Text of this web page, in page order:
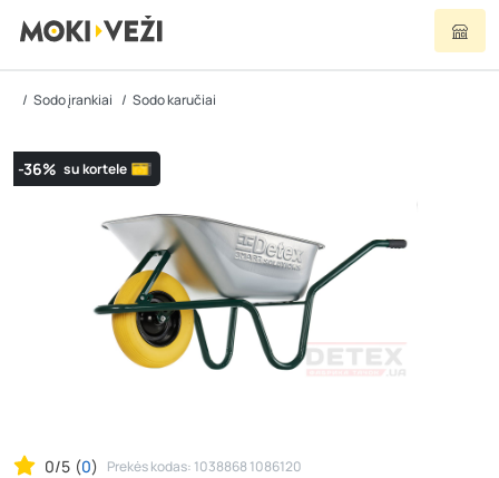
Sodo įrankiai Sodo karučiai
-36% su kortele
0/5 (0) Prekės kodas: 1038868 1086120